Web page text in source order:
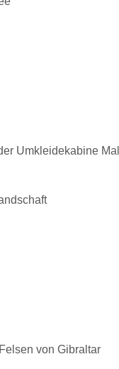
Umkleidekabine
von Gibraltar